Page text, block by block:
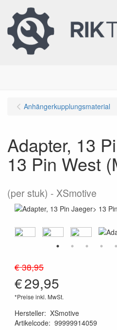
Anhängerkupplungsmaterial
Adapter, 13
13 Pin West
(per stuk) XSmotive
€ 38,95
€29,95
*Preise inkl. MwSt.
Hersteller: XSmotive
Artikelcode: 99999914059